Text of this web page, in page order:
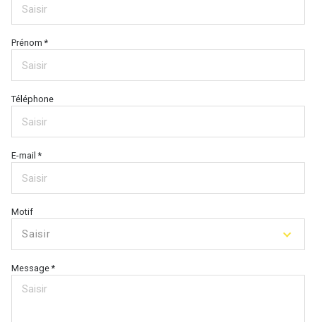
Prénom *
Téléphone
E-mail *
Motif
Saisir
Message *